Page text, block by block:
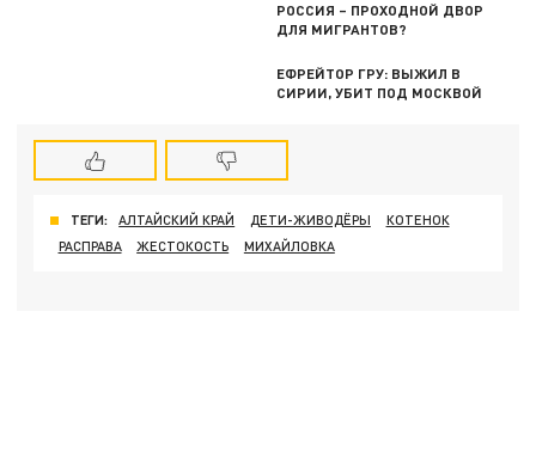
РОССИЯ – ПРОХОДНОЙ ДВОР
ДЛЯ МИГРАНТОВ?
ЕФРЕЙТОР ГРУ: ВЫЖИЛ В
СИРИИ, УБИТ ПОД МОСКВОЙ
ТЕГИ: АЛТАЙСКИЙ КРАЙ ДЕТИ-ЖИВОДЁРЫ
КОТЕНОК
РАСПРАВА
ЖЕСТОКОСТЬ МИХАЙЛОВКА